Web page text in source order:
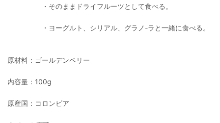
・そのままドライフルーツとして食べる。
・ヨーグルト、シリアル、グラノ-ラと一緒に食べる。
原材料：ゴールデンベリー
内容量：100g
原産国：コロンビア